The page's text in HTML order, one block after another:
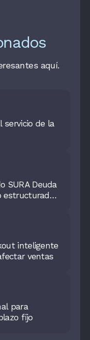
aquí.
servicio de la
SURA Deuda
estructurado
a salir de
inteligente
ventas
para
fijo